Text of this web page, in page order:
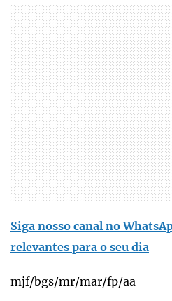
Siga nosso canal no
relevantes para o seu dia
mjf/bgs/mr/mar/fp/aa